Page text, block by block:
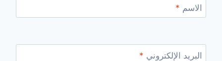
الاسم *
البريد الإلكتروني *